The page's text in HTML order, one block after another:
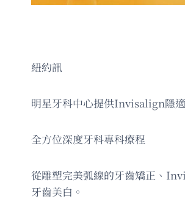
紐約訊
明星牙科中心提供Invisalign隱
全方位深度牙科專科療程
從雕塑完美弧線的牙齒矯正、
牙齒美白。